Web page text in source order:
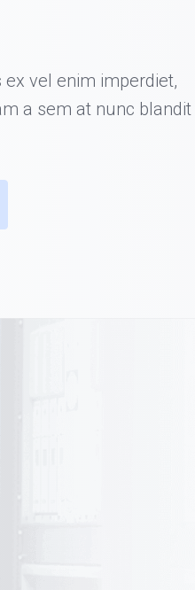
vel enim imperdiet,
a sem at nunc blandit